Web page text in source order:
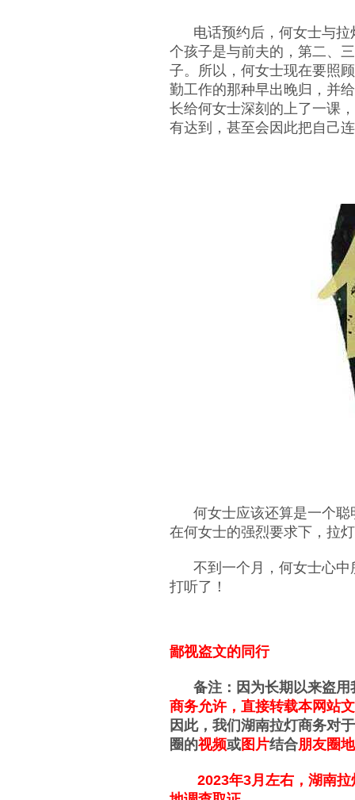
电话预约后，何女士与拉
个孩子是与前夫的，第二、
子。所以，何女士现在要照
勤工作的那种早出晚归，并
长给何女士深刻的上了一课
有达到，甚至会因此把自己
何女士应该还算是一个聪
在何女士的强烈要求下，拉
不到一个月，何女士心中
打听了！
鄙视盗文的同行
备注：因为长期以来盗用
商务允许，直接转载本网站
因此，我们湖南拉灯商务对
圈的视频或图片结合朋友圈
2023年3月左右，湖南拉